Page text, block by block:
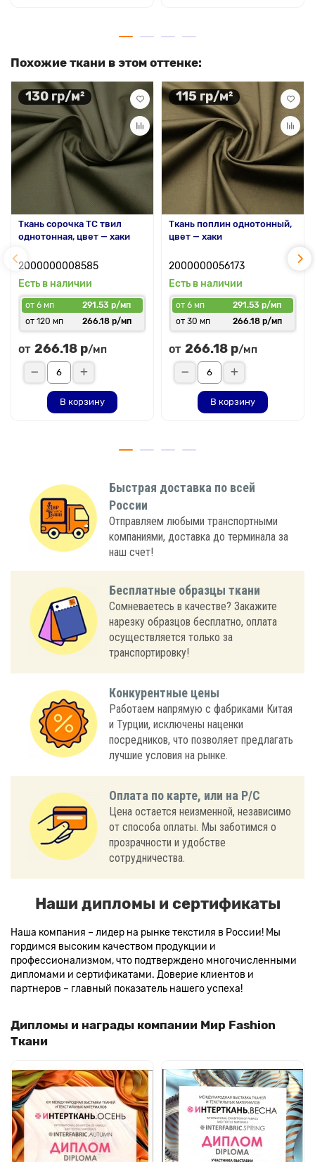
Похожие ткани в этом оттенке:
130 гр/м²
Ткань сорочка ТС твил
однотонная, цвет — хаки
2000000008585
Есть в наличии
от 6 мп
291.53 р/мп
от 120 мп
266.18 р/мп
от 266.18 р/мп
В корзину
115 гр/м²
Ткань поплин однотонный,
цвет — хаки
2000000056173
Есть в наличии
от 6 мп
291.53 р/мп
от 30 мп
266.18 р/мп
от 266.18 р/мп
В корзину
Быстрая доставка по всей
России
Отправляем любыми транспортными
компаниями, доставка до терминала за
наш счет!
Бесплатные образцы ткани
Сомневаетесь в качестве? Закажите
нарезку образцов бесплатно, оплата
осуществляется только за
транспортировку!
Конкурентные цены
Работаем напрямую с фабриками Китая
и Турции, исключены наценки
посредников, что позволяет предлагать
лучшие условия на рынке.
Оплата по карте, или на Р/С
Цена остается неизменной, независимо
от способа оплаты. Мы заботимся о
прозрачности и удобстве
сотрудничества.
Наши дипломы и сертификаты
Наша компания – лидер на рынке текстиля в России! Мы
гордимся высоким качеством продукции и
профессионализмом, что подтверждено многочисленными
дипломами и сертификатами. Доверие клиентов и
партнеров – главный показатель нашего успеха!
Дипломы и награды компании Мир Fashion
Ткани